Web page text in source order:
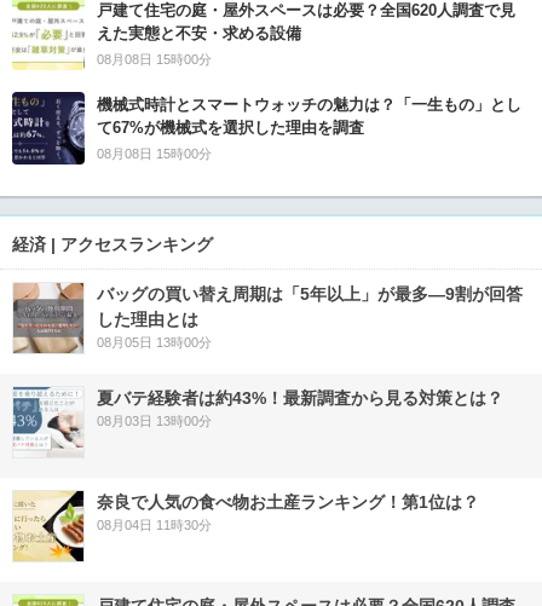
戸建て住宅の庭・屋外スペースは必要？全国620人調査で見
えた実態と不安・求める設備
08月08日 15時00分
機械式時計とスマートウォッチの魅力は？「一生もの」とし
て67%が機械式を選択した理由を調査
08月08日 15時00分
経済 | アクセスランキング
バッグの買い替え周期は「5年以上」が最多―9割が回答
した理由とは
08月05日 13時00分
夏バテ経験者は約43%！最新調査から見る対策とは？
08月03日 13時00分
奈良で人気の食べ物お土産ランキング！第1位は？
08月04日 11時30分